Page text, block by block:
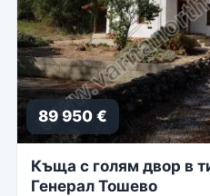
89 950 €
Къща с голям двор в
Генерал Тошево